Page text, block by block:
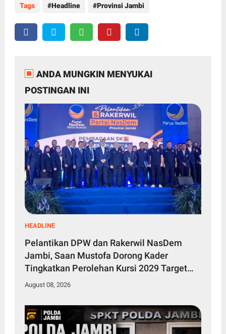
Tags Headline Provinsi Jambi
ANDA MUNGKIN MENYUKAI
POSTINGAN INI
HEADLINE
Pelantikan DPW dan Rakerwil NasDem
Jambi, Saan Mustofa Dorong Kader
Tingkatkan Perolehan Kursi 2029 Target
Tembus 4 Besar
August 08, 2026